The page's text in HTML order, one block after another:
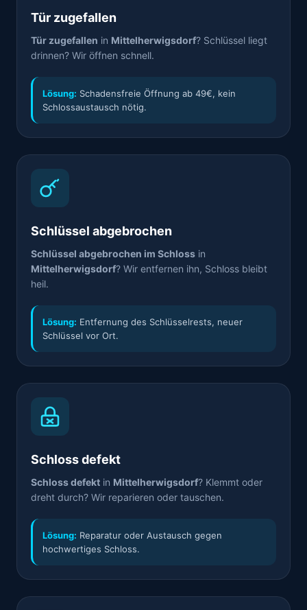
Tür zugefallen
Tür zugefallen in Mittelherwigsdorf? Schlüssel liegt
drinnen? Wir öffnen schnell.
Lösung: Schadensfreie Öffnung ab 49€, kein
Schlossaustausch nötig.
Schlüssel abgebrochen
Schlüssel abgebrochen im Schloss in
Mittelherwigsdorf? Wir entfernen ihn, Schloss bleibt
heil.
Lösung: Entfernung des Schlüsselrests, neuer
Schlüssel vor Ort.
Schloss defekt
Schloss defekt in Mittelherwigsdorf? Klemmt oder
dreht durch? Wir reparieren oder tauschen.
Lösung: Reparatur oder Austausch gegen
hochwertiges Schloss.